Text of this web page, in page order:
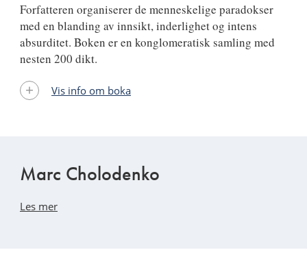
Forfatteren organiserer de menneskelige paradokser
med en blanding av innsikt, inderlighet og intens
absurditet. Boken er en konglomeratisk samling med
nesten 200 dikt.
Vis info om boka
Marc Cholodenko
Les mer